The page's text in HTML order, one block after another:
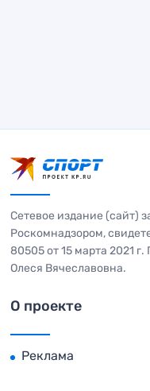
Сетевое издание (сайт)
Роскомнадзором,
80505 от 15 марта 2021
Олеся Вячеславовна.
О проекте
Реклама